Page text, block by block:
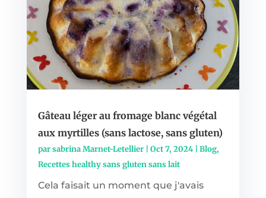
Gâteau léger au fromage blanc végétal
aux myrtilles (sans lactose, sans gluten)
parsabrina Marnet-Letellier| Oct 7, 2024| Blog,
Recettes healthy sans gluten sans lait
Cela faisait un moment que j'avais